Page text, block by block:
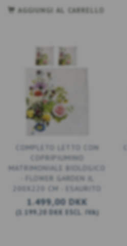
AGGIUNGI AL CARRELLO
COMPLETO LETTO CON
COPRIPIUMINO
MATRIMONIALE BIOLOGICO
- FLOWER GARDEN JL
200X220 CM - ESAURITO
1.499,00 DKK
( 1.199,20 DKK ESCL. IVA